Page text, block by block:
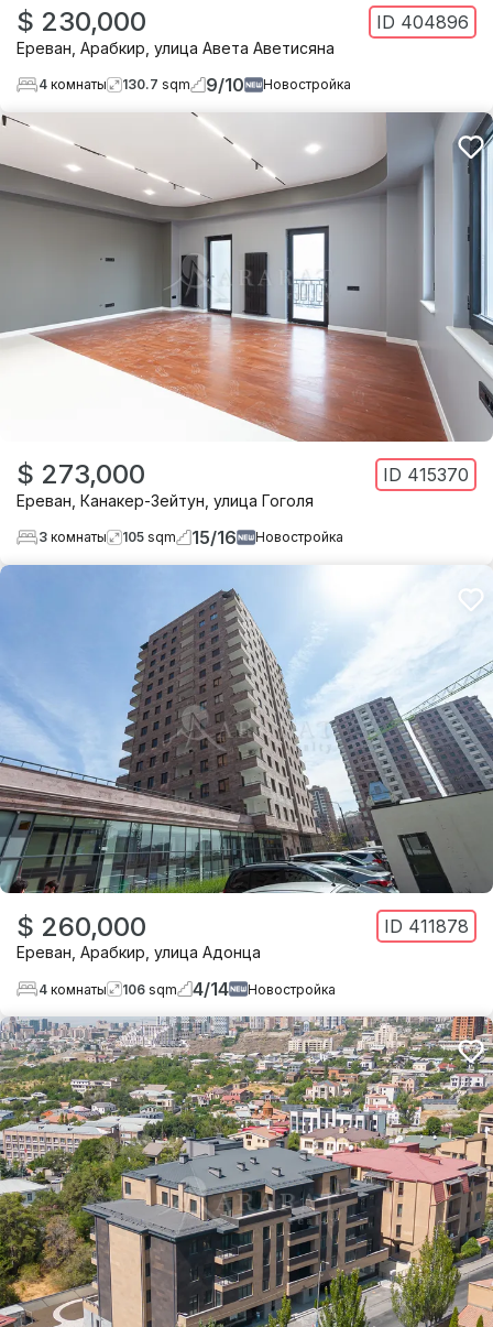
$ 230,000 ID 404896
Ереван Арабкир улица Авета Аветисяна
4 комнаты 130.7 sqm 9/10 Новостройка
$ 273,000 ID 415370
Ереван Канакер-Зейтун улица Гоголя
3 комнаты 105 sqm 15/16 Новостройка
$ 260,000 ID 411878
Ереван Арабкир улица Адонца
4 комнаты 106 sqm 4/14 Новостройка